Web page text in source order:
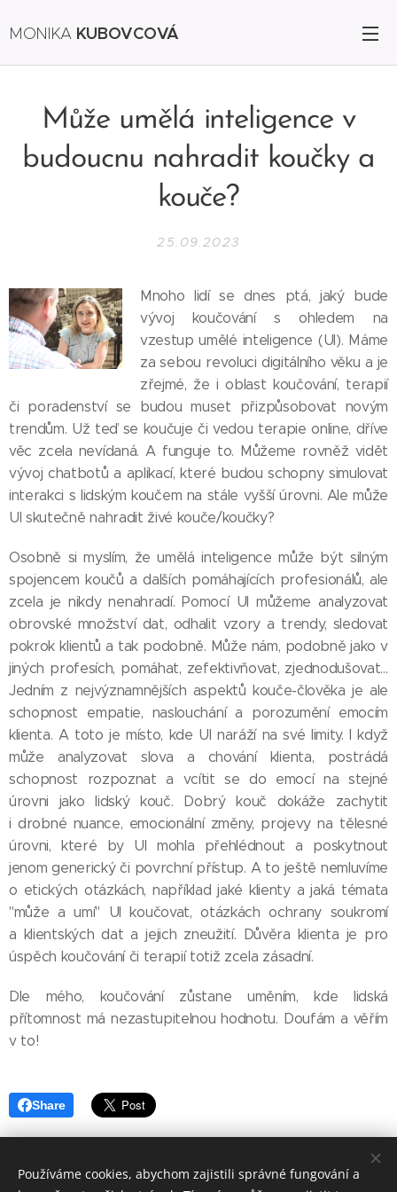
MONIKA KUBOVCOVÁ
Může umělá inteligence v
budoucnu nahradit koučky a
kouče?
25.09.2023
Mnoho lidí se dnes ptá, jaký bude
vývoj koučování s ohledem na
vzestup umělé inteligence (UI). Máme
za sebou revoluci digitálního věku a je
zřejmé, že i oblast koučování, terapií
či poradenství se budou muset přizpůsobovat novým
trendům. Už teď se koučuje či vedou terapie online, dříve
věc zcela nevídaná. A funguje to. Můžeme rovněž vidět
vývoj chatbotů a aplikací, které budou schopny simulovat
interakci s lidským koučem na stále vyšší úrovni. Ale může
UI skutečně nahradit živé kouče/koučky?
Osobně si myslím, že umělá inteligence může být silným
spojencem koučů a dalších pomáhajících profesionálů, ale
zcela je nikdy nenahradí. Pomocí UI můžeme analyzovat
obrovské množství dat, odhalit vzory a trendy, sledovat
pokrok klientů a tak podobně. Může nám, podobně jako v
jiných profesích, pomáhat, zefektivňovat, zjednodušovat…
Jedním z nejvýznamnějších aspektů kouče-člověka je ale
schopnost empatie, naslouchání a porozumění emocím
klienta. A toto je místo, kde UI naráží na své limity. I když
může analyzovat slova a chování klienta, postrádá
schopnost rozpoznat a vcítit se do emocí na stejné
úrovni jako lidský kouč. Dobrý kouč dokáže zachytit
i drobné nuance, emocionální změny, projevy na tělesné
úrovni, které by UI mohla přehlédnout a poskytnout
jenom generický či povrchní přístup. A to ještě nemluvíme
o etických otázkách, například jaké klienty a jaká témata
"může a umí" UI koučovat, otázkách ochrany soukromí
a klientských dat a jejich zneužití. Důvěra klienta je pro
úspěch koučování či terapií totiž zcela zásadní.
Dle mého, koučování zůstane uměním, kde lidská
přítomnost má nezastupitelnou hodnotu. Doufám a věřím
v to!
Share
Používáme cookies, abychom zajistili správné fungování a